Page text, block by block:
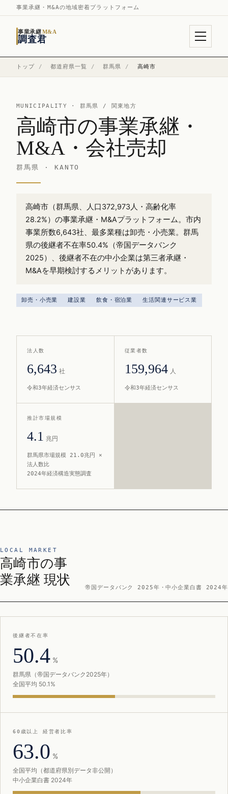
事業承継・M&Aの地域密着プラットフォーム
事業承継M&A
調査君
トップ / 都道府県一覧 / 群馬県 / 高崎市
MUNICIPALITY · 群馬県 / 関東地方
高崎市の事業承継・
M&A・会社売却
群馬県 · KANTO
高崎市（群馬県、人口372,973人・高齢化率
28.2%）の事業承継・M&Aプラットフォーム。市内
事業所数6,643社、最多業種は卸売・小売業。群馬
県の後継者不在率50.4%（帝国データバンク
2025）、後継者不在の中小企業は第三者承継・
M&Aを早期検討するメリットがあります。
卸売・小売業 建設業 飲食・宿泊業 生活関連サービス業
法人数
6,643 社
令和3年経済センサス
従業者数
159,964 人
令和3年経済センサス
推計市場規模
4.1 兆円
群馬県市場規模 21.0兆円 ×
法人数比
2024年経済構造実態調査
LOCAL MARKET
高崎市の事
業承継 現状
帝国データバンク 2025年・中小企業白書 2024年
後継者不在率
50.4 %
群馬県（帝国データバンク2025年）
全国平均 50.1%
60歳以上 経営者比率
63.0 %
全国平均（都道府県別データ非公開）
中小企業白書 2024年